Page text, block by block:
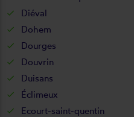
Diéval
Dohem
Dourges
Douvrin
Duisans
Éclimeux
Ecourt-saint-quentin